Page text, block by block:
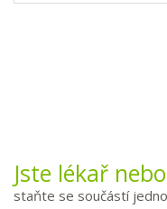
Jste lékař
staňte se součástí